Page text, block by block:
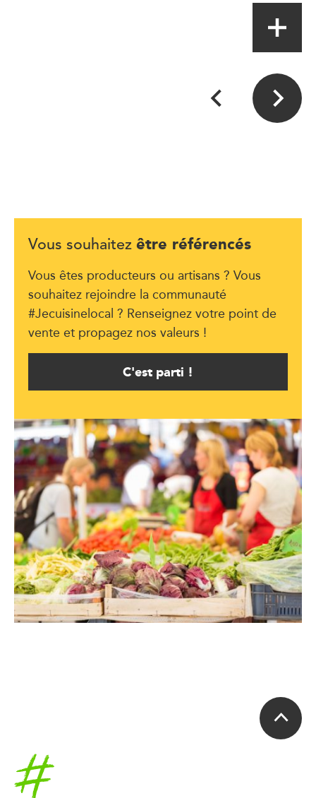
Vous souhaitez être référencés
Vous êtes producteurs ou artisans ? Vous
souhaitez rejoindre la communauté
#Jecuisinelocal ? Renseignez votre point de
vente et propagez nos valeurs !
C'est parti !
Accueil